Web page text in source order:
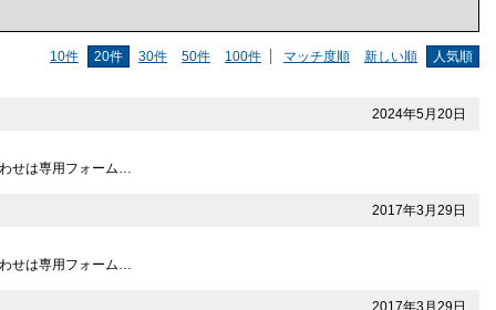
10件 20件 30件 50件 100件 マッチ度順 新しい順
人気順
2024年5月20日
せは専用フォーム…
2017年3月29日
せは専用フォーム…
2017年3月29日